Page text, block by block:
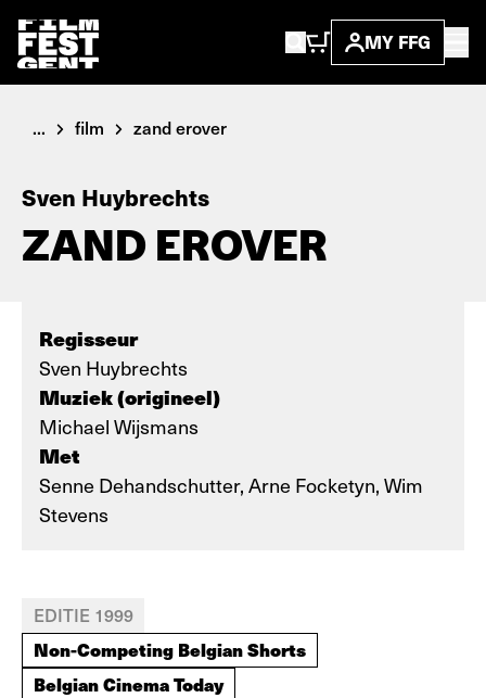
MY FFG
... film zand erover
Sven Huybrechts
ZAND EROVER
Regisseur
Sven Huybrechts
Muziek (origineel)
Michael Wijsmans
Met
Senne Dehandschutter, Arne Focketyn, Wim
Stevens
EDITIE 1999
Non-Competing Belgian Shorts
Belgian Cinema Today